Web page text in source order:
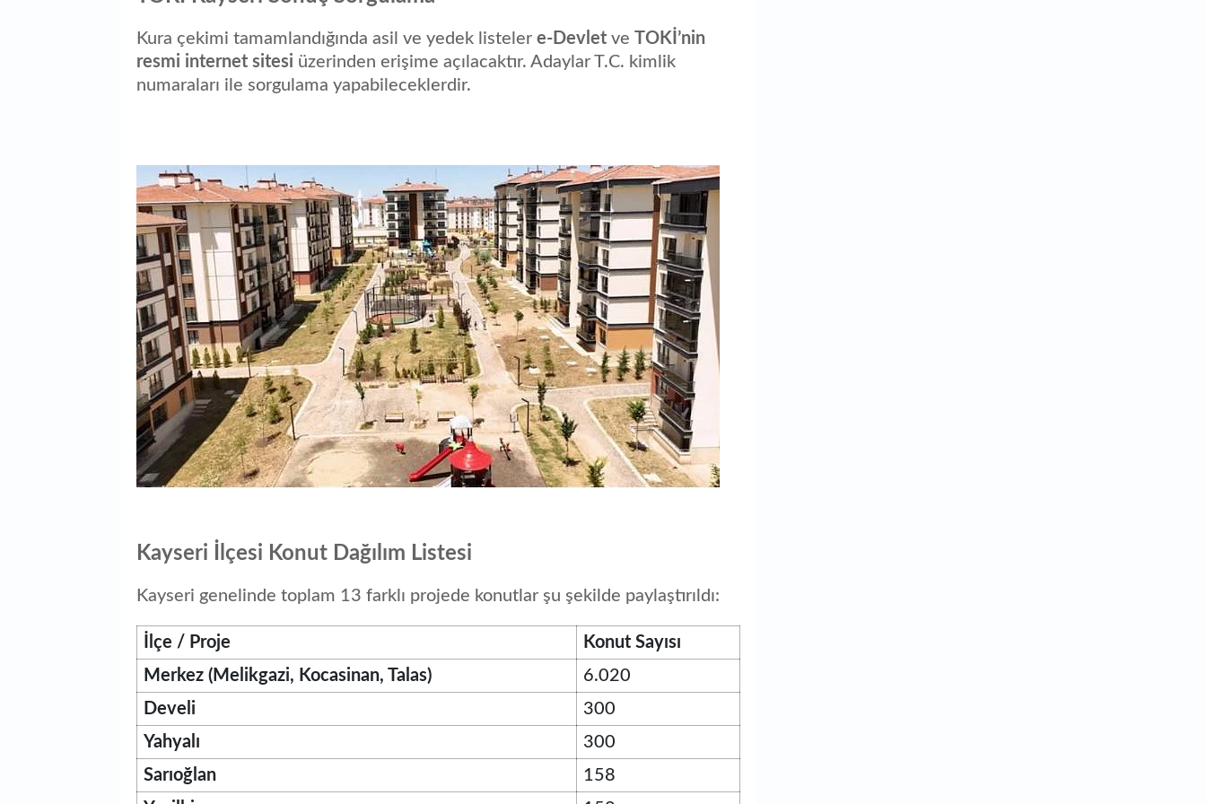
Kura çekimi tamamlandığında asil ve yedek listeler e-Devlet ve TOKİ’nin
resmi internet sitesi üzerinden erişime açılacaktır. Adaylar T.C. kimlik
numaraları ile sorgulama yapabileceklerdir.
Kayseri İlçesi Konut Dağılım Listesi
Kayseri genelinde toplam 13 farklı projede konutlar şu şekilde paylaştırıldı:
İlçe / Proje
Konut Sayısı
Merkez (Melikgazi, Kocasinan, Talas)
6.020
Develi
300
Yahyalı
300
Sarıoğlan
158